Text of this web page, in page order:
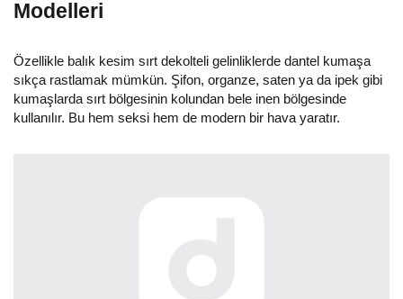
Modelleri
Özellikle balık kesim sırt dekolteli gelinliklerde dantel kumaşa
sıkça rastlamak mümkün. Şifon, organze, saten ya da ipek gibi
kumaşlarda sırt bölgesinin kolundan bele inen bölgesinde
kullanılır. Bu hem seksi hem de modern bir hava yaratır.